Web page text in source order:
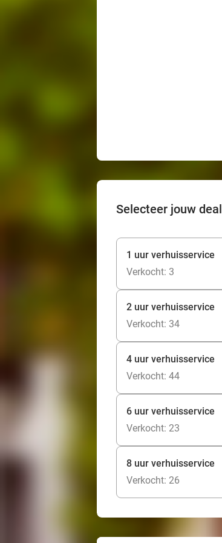
Selecteer jouw deal
1 uur verhuisservice
Verkocht: 3
2 uur verhuisservice
Verkocht: 34
4 uur verhuisservice
Verkocht: 44
6 uur verhuisservice
Verkocht: 23
8 uur verhuisservice
Verkocht: 26